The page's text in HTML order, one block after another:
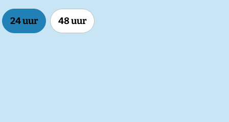
24 uur 48 uur